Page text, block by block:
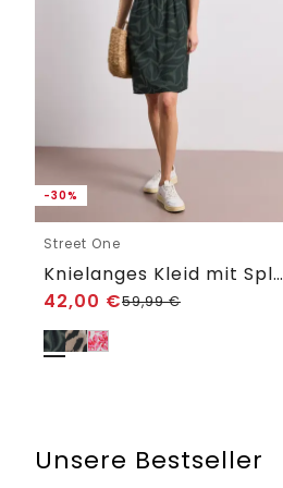
-30%
Street One
Knielanges Kleid mit Split Neck und Print
42,00 €59,99€
Unsere Bestseller